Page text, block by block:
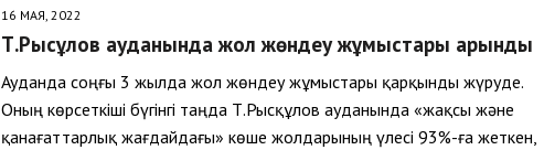
16 МАЯ, 2022
Т.Рысқұлов ауданында жол жөндеу жұмыстары қарқынды
Ауданда соңғы 3 жылда жол жөндеу жұмыстары қарқынды жүруде.
Оның көрсеткіші бүгінгі таңда Т.Рысқұлов ауданында «жақсы және
қанағаттарлық жағдайдағы» көше жолдарының үлесі 93%-ға жеткен,